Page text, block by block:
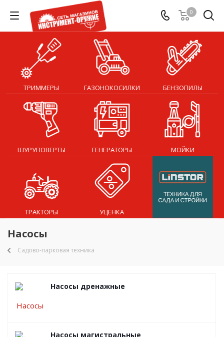
0
ТРИММЕРЫ ГАЗОНОКОСИЛКИ БЕНЗОПИЛЫ
ШУРУПОВЕРТЫ ГЕНЕРАТОРЫ МОЙКИ
ТРАКТОРЫ УЦЕНКА
Насосы
Садово-парковая техника
Насосы дренажные
Насосы магистральные